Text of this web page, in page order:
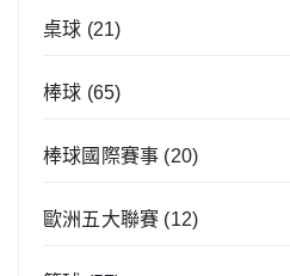
桌球 (21)
棒球 (65)
棒球國際賽事 (20)
歐洲五大聯賽 (12)